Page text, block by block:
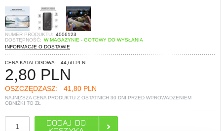
NUMER PRODUKTU: 4006123
DOSTĘPNOŚĆ: W MAGAZYNIE - GOTOWY DO WYSŁANIA
INFORMACJE O DOSTAWIE
CENA KATALOGOWA: 44,60 PLN
2,80 PLN
OSZCZĘDZASZ: 41,80 PLN
NAJNIŻSZA CENA PRODUKTU Z OSTATNICH 30 DNI PRZED WPROWADZENIEM
OBNIŻKI TO ZŁ